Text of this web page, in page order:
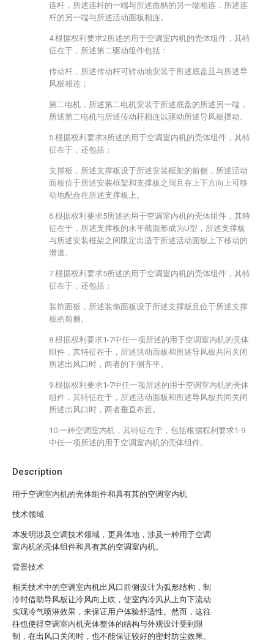
Description
用于空调室内机的壳体组件和具有其的空调室内机
技术领域
本发明涉及空调技术领域，更具体地，涉及一种用于空调
室内机的壳体组件和具有其的空调室内机。
背景技术
相关技术中的空调室内机出风口前侧设计为弧形结构，制
冷时借助导风板让冷风向上吹，使室内冷风从上向下流动
实现冷气喷淋效果，来保证用户体验舒适性。然而，这往
往也使得空调室内机壳体整体的结构与外观设计受到限
制，在出风口关闭时，也不能保证较好的密封防尘效果。
连杆，所述连杆的一端与所述曲柄的另一端相连，所述连
杆的另一端与所述活动面板相连。
4.根据权利要求2所述的用于空调室内机的壳体组件，其特
征在于，所述第二驱动组件包括：
传动杆，所述传动杆可转动地安装于所述底盘且与所述导
风板相连；
第二电机，所述第二电机安装于所述底盘的所述另一端，
所述第二电机与所述传动杆相连以驱动所述导风板摆动。
5.根据权利要求3所述的用于空调室内机的壳体组件，其特
征在于，还包括：
支撑板，所述支撑板设于所述安装框架的前侧，所述活动
面板位于所述安装框架和支撑板之间且在上下方向上可移
动地配合在所述支撑板上。
6.根据权利要求5所述的用于空调室内机的壳体组件，其特
征在于，所述支撑板的水平截面形成为U型，所述支撑板
与所述安装框架之间限定出适于所述活动面板上下移动的
滑道。
7.根据权利要求5所述的用于空调室内机的壳体组件，其特
征在于，还包括：
装饰面板，所述装饰面板设于所述支撑板且位于所述支撑
板的前侧。
8.根据权利要求1-7中任一项所述的用于空调室内机的壳体
组件，其特征在于，所述活动面板和所述导风板共同关闭
所述出风口时，两者的下侧齐平。
9.根据权利要求1-7中任一项所述的用于空调室内机的壳体
组件，其特征在于，所述活动面板和所述导风板共同关闭
所述出风口时，两者垂直布置。
10.一种空调室内机，其特征在于，包括根据权利要求1-9
中任一项所述的用于空调室内机的壳体组件。